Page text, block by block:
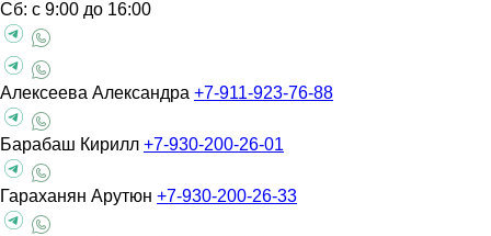
Сб: с 9:00 до 16:00
Алексеева Александра +7-911-923-76-88
Барабаш Кирилл +7-930-200-26-01
Гараханян Арутюн +7-930-200-26-33